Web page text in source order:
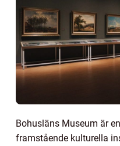
Bohusläns Museum är
framstående kulturella